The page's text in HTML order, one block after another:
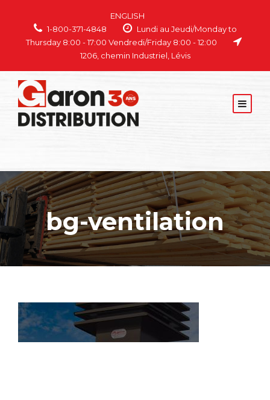
ENGLISH
1-800-371-4848
Lundi au Jeudi/Monday to
Thursday 8:00 - 17:00 Vendredi/Friday 8:00 - 12:00
1206, chemin Industriel, Lévis
bg-ventilation